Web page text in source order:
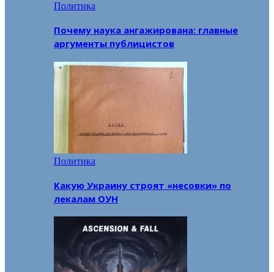
Политика
Почему наука ангажирована: главные
аргументы публицистов
Политика
Какую Украину строят «несовки» по
лекалам ОУН